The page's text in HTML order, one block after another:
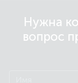
Нужна
вопрос